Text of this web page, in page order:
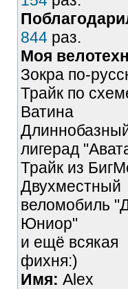
844 раз.
Моя
Зокра по-
Трайк по
Ватина
лигерад
Трайк из
Двухместный
веломобиль
Юниор"
и ещё всякая
фихня:)
Имя: Alex